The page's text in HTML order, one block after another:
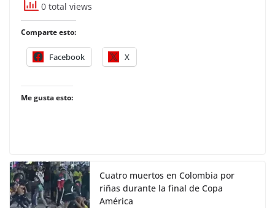
0 total views
Comparte esto:
Facebook X
Me gusta esto:
Cuatro muertos en Colombia por
riñas durante la final de Copa
América